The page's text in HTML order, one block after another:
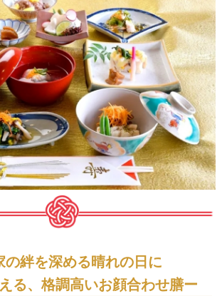
の絆を深める晴れの日に
る、格調高いお顔合わせ膳ー